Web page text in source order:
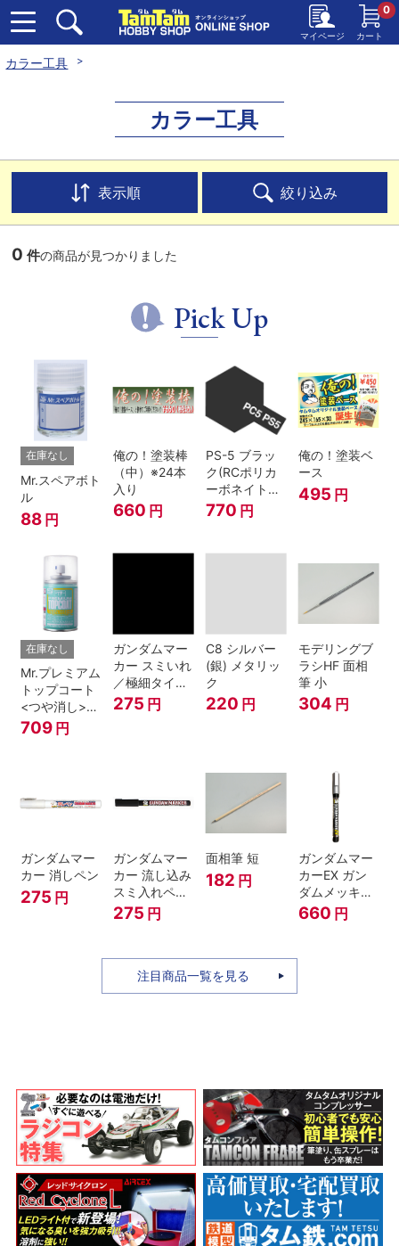
マイページ カート
0
カラー工具
カラー工具
表示順 絞り込み
0 件の商品が見つかりました
Pick Up
在庫なし
Mr.スペアボト
ル
88 円
俺の！塗装棒
（中）※24本
入り
660 円
PS-5 ブラッ
ク(RCポリカ
ーボネイトボ
ディ塗装用)
770 円
俺の！塗装ベ
ース
495 円
在庫なし
Mr.プレミアム
トップコート
<つや消し>
スプレー
709 円
ガンダムマー
カー スミいれ
／極細タイプ
（ブラック）
275 円
C8 シルバー
(銀) メタリッ
ク
220 円
モデリングブ
ラシHF 面相
筆 小
304 円
ガンダムマー
カー 消しペン
275 円
ガンダムマー
カー 流し込み
スミ入れペン
ブラック
275 円
面相筆 短
182 円
ガンダムマー
カーEX ガン
ダムメッキシ
ルバー
660 円
注目商品一覧を見る